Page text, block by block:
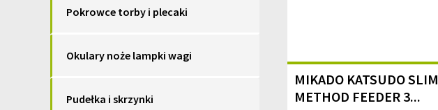
Pokrowce torby i plecaki
Okulary noże lampki wagi
Pudełka i skrzynki
MIKADO KATSUDO SLIM
METHOD FEEDER 3...